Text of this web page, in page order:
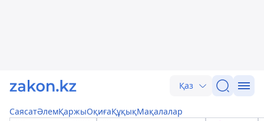
Қаз
СаясатӘлемҚаржыОқиғаҚұқықМақалалар